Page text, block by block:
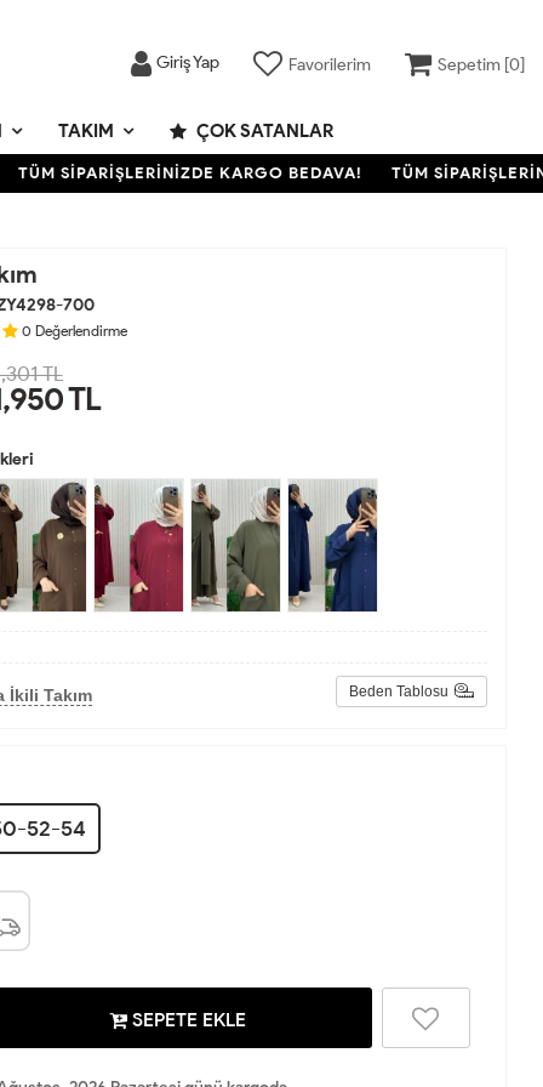
Giriş Yap Favorilerim Sepetim [0]
TAKIM ÇOK SATANLAR
SİPARİŞLERİNİZDE KARGO BEDAVA! TÜM
700
0 Değerlendirme
TL
TL
İkili Takım Beden Tablosu
52-54
SEPETE EKLE